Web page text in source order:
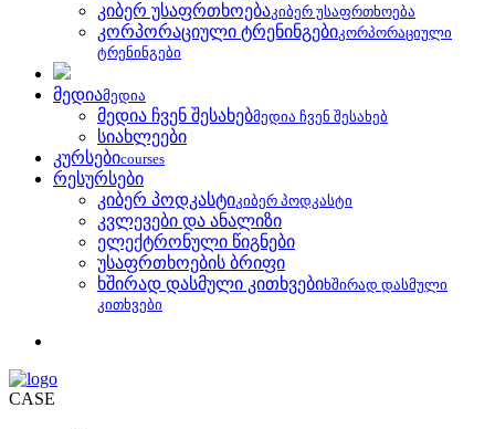
კიბერ უსაფრთხოებაკიბერ უსაფრთხოება
კორპორაციული ტრენინგებიკორპორაციული
ტრენინგები
მედიამედია
მედია ჩვენ შესახებმედია ჩვენ შესახებ
სიახლეები
კურსებიcourses
რესურსები
კიბერ პოდკასტიკიბერ პოდკასტი
კვლევები და ანალიზი
ელექტრონული წიგნები
უსაფრთხოების ბრიფი
ხშირად დასმული კითხვებიხშირად დასმული
კითხვები
CASE